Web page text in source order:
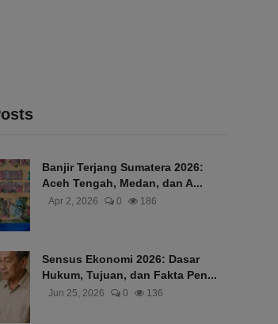
Banjir Terjang Sumatera 2026:
Aceh Tengah, Medan, dan A...
Apr 2, 2026 0 186
Sensus Ekonomi 2026: Dasar
Hukum, Tujuan, dan Fakta Pen...
Jun 25, 2026 0 136